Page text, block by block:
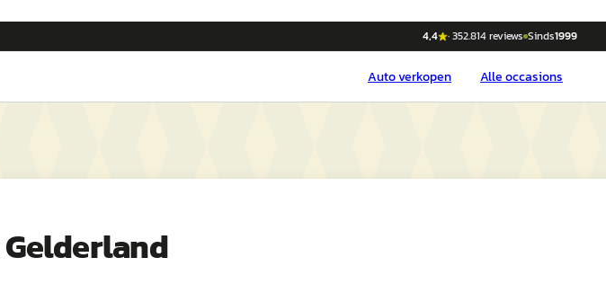
4,4 ·352.814reviews Sinds1999
Autoverkopen Alle occasions
Gelderland